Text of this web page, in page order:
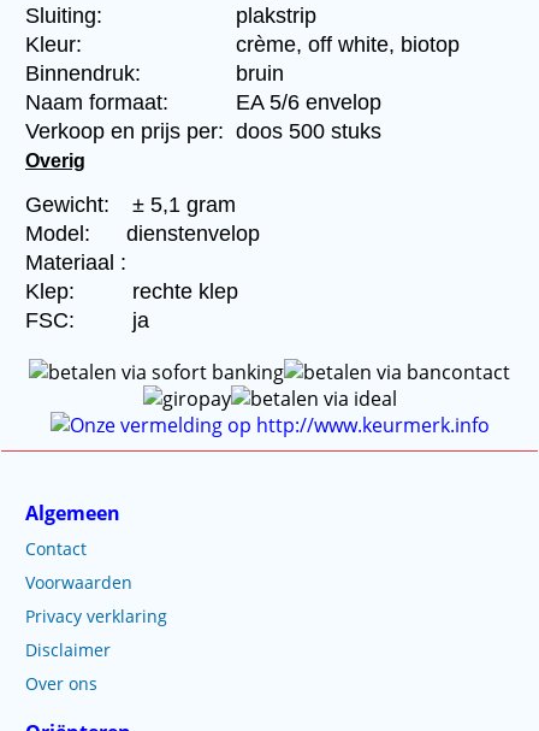
Sluiting:
plakstrip
Kleur:
crème, off white, biotop
Binnendruk:
bruin
Naam formaat:
EA 5/6 envelop
Verkoop en prijs per: doos 500 stuks
Overig
Gewicht:
± 5,1 gram
Model:
dienstenvelop
Materiaal :
Klep:
rechte klep
FSC:
ja
Algemeen
Contact
Voorwaarden
Privacy verklaring
Disclaimer
Over ons